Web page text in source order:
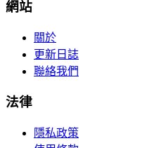
網站
關於
更新日誌
聯絡我們
法律
隱私政策